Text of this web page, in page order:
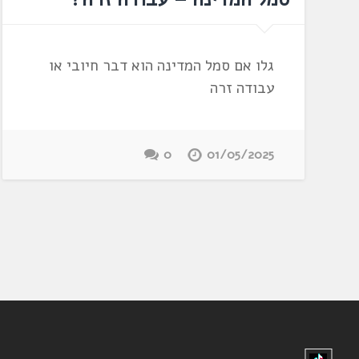
גלו אם סמל המדינה הוא דבר חיובי או
עבודה זרה
01/05/2025
0